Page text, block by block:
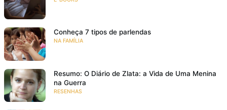
Conheça 7 tipos de parlendas
NA FAMÍLIA
Resumo: O Diário de Zlata: a Vida de Uma Menina
na Guerra
RESENHAS